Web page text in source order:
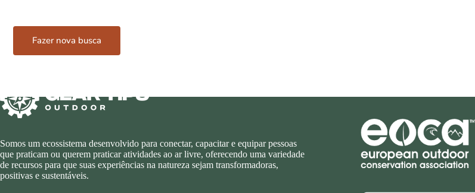
Fazer nova busca
Somos um ecossistema desenvolvido para conectar, capacitar e equipar pessoas
que praticam ou querem praticar atividades ao ar livre, oferecendo uma variedade
de recursos para que suas experiências na natureza sejam transformadoras,
positivas e sustentáveis.